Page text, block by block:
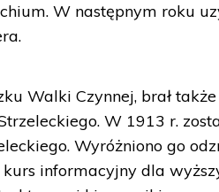
W następnym roku
Walki Czynnej, brał także
W 1913 r.
Wyróżniono go
informacyjny dla